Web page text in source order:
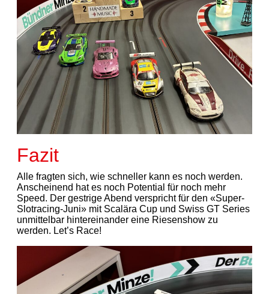
Fazit
Alle fragten sich, wie schneller kann es noch werden.
Anscheinend hat es noch Potential für noch mehr
Speed. Der gestrige Abend verspricht für den «Super-
Slotracing-Juni» mit Scalära Cup und Swiss GT Series
unmittelbar hintereinander eine Riesenshow zu
werden. Let’s Race!